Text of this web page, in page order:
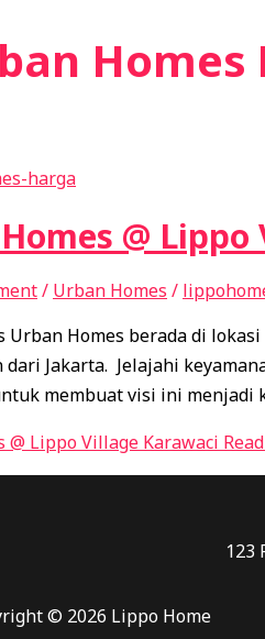
Homes
@
/ Urban Homes /
Urban Homes berada di
dari Jakarta. Jelajahi
membuat visi ini menjadi
@ Lippo Village Karawaci
123
© 2026 Lippo Home